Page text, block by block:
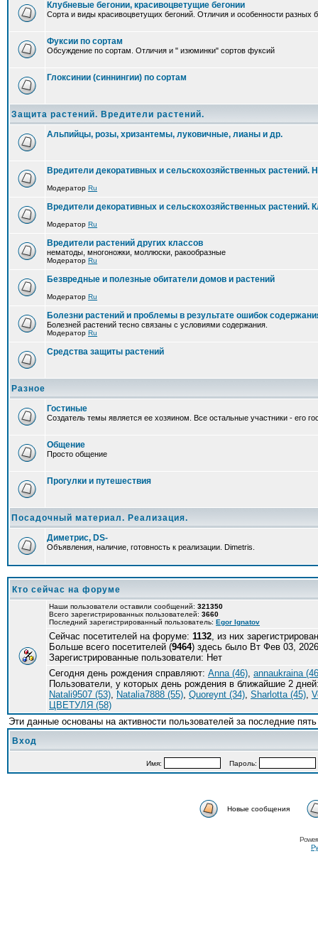
Клубневые бегонии, красивоцветущие бегонии
Сорта и виды красивоцветущих бегоний. Отличия и особенности разных
Фуксии по сортам
Обсуждение по сортам. Отличия и " изюминки" сортов фуксий
Глоксинии (синнингии) по сортам
Защита растений. Вредители растений.
Альпийцы, розы, хризантемы, луковичные, лианы и др.
Вредители декоративных и сельскохозяйственных растений.
Модератор Ru
Вредители декоративных и сельскохозяйственных растений.
Модератор Ru
Вредители растений других классов
нематоды, многоножки, моллюски, ракообразные
Модератор Ru
Безвредные и полезные обитатели домов и растений
Модератор Ru
Болезни растений и проблемы в результате ошибок
Болезней растений тесно связаны с условиями содержания.
Модератор Ru
Средства защиты растений
Разное
Гостиные
Создатель темы является ее хозяином. Все остальные участники - его
Общение
Просто общение
Прогулки и путешествия
Посадочный материал. Реализация.
Диметрис, DS-
Объявления, наличие, готовность к реализации. Dimetris.
Кто сейчас на форуме
Наши пользователи оставили сообщений: 321350
Всего зарегистрированных пользователей: 3660
Последний зарегистрированный пользователь: Egor Ignatov
Сейчас посетителей на форуме: 1132, из них
Больше всего посетителей (9464) здесь было Вт Фев 03,
Зарегистрированные пользователи: Нет
Сегодня день рождения справляют: Anna (46), annaukraina
Пользователи, у которых день рождения в ближайшие 2
Natali9507 (53), Natalia7888 (55), Quoreynt (34), Sharlotta (45),
ЦВЕТУЛЯ (58)
Эти данные основаны на активности пользователей за последние
Вход
Имя: Пароль:
Новые сообщения